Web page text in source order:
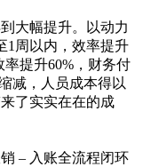
大幅提升。以动力
1周以内，效率提升
提升60%，财务付
减，人员成本得以
了实实在在的成
– 入账全流程闭环